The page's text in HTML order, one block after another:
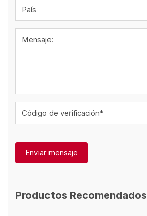
País
Mensaje:
Código de verificación*
Enviar mensaje
Productos Recomendados